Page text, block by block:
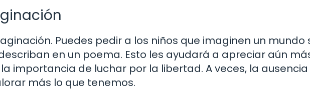
Puedes pedir a los niños que imaginen un mundo
en un poema. Esto les ayudará a apreciar aún
importancia de luchar por la libertad. A veces, la
más lo que tenemos.